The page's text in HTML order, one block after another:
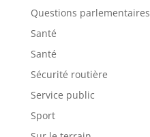
Questions parlementaires
Santé
Santé
Sécurité routière
Service public
Sport